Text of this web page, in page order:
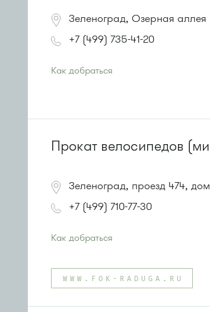
Зеленоград, Озерная аллея
+7 (499) 735-41-20
Как добраться
Маршрутка № 419м, 720м, 903
Автобусы № 1, 2, 7.
Маршрутка № 419м, 720м, 903
Прокат велосипедов
Зеленоград, проезд 474,
+7 (499) 710-77-30
Как добраться
Автобус № 21
или до остановки"Корпус 856" :
WWW.FOK-RADUGA.RU